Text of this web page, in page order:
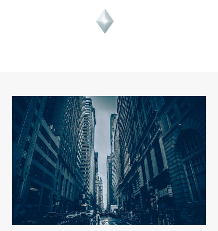
MAIN
MENU